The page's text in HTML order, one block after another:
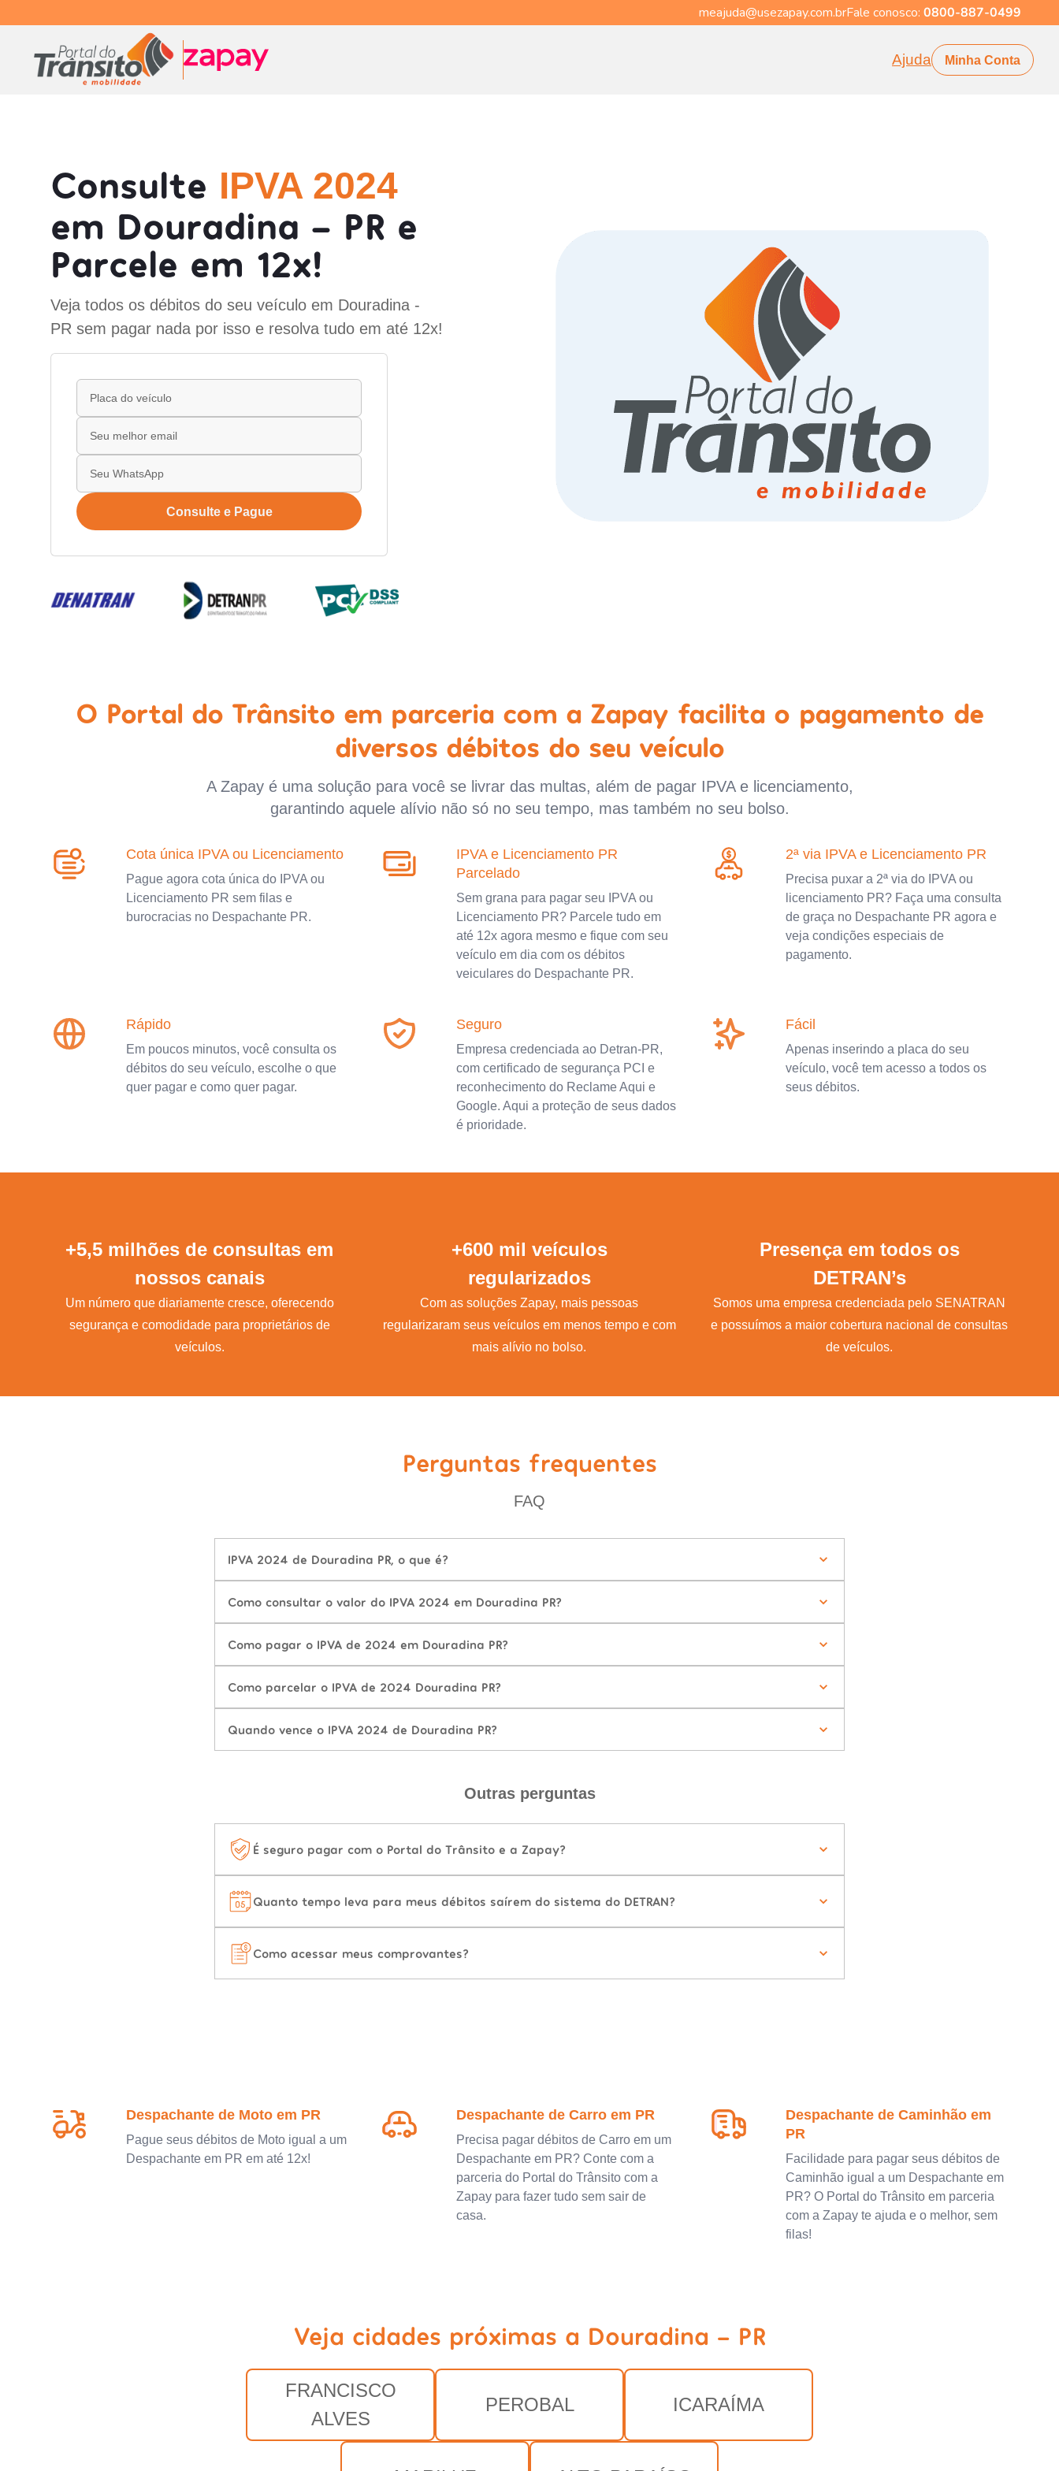
meajuda@usezapay.com.brFale conosco: 0800-887-0499
Ajuda Minha Conta
Consulte IPVA 2024
em Douradina - PR e
Parcele em 12x!
Veja todos os débitos do seu veículo em Douradina -
PR sem pagar nada por isso e resolva tudo em até 12x!
Consulte e Pague
O Portal do Trânsito em parceria com a Zapay facilita o pagamento de
diversos débitos do seu veículo
A Zapay é uma solução para você se livrar das multas, além de pagar IPVA e licenciamento,
garantindo aquele alívio não só no seu tempo, mas também no seu bolso.
Cota única IPVA ou Licenciamento
Pague agora cota única do IPVA ou
Licenciamento PR sem filas e
burocracias no Despachante PR.
IPVA e Licenciamento PR
Parcelado
Sem grana para pagar seu IPVA ou
Licenciamento PR? Parcele tudo em
até 12x agora mesmo e fique com seu
veículo em dia com os débitos
veiculares do Despachante PR.
2ª via IPVA e Licenciamento PR
Precisa puxar a 2ª via do IPVA ou
licenciamento PR? Faça uma consulta
de graça no Despachante PR agora e
veja condições especiais de
pagamento.
Rápido
Em poucos minutos, você consulta os
débitos do seu veículo, escolhe o que
quer pagar e como quer pagar.
Seguro
Empresa credenciada ao Detran-PR,
com certificado de segurança PCI e
reconhecimento do Reclame Aqui e
Google. Aqui a proteção de seus dados
é prioridade.
Fácil
Apenas inserindo a placa do seu
veículo, você tem acesso a todos os
seus débitos.
+5,5 milhões de consultas em
nossos canais
Um número que diariamente cresce, oferecendo
segurança e comodidade para proprietários de
veículos.
+600 mil veículos
regularizados
Com as soluções Zapay, mais pessoas
regularizaram seus veículos em menos tempo e com
mais alívio no bolso.
Presença em todos os
DETRAN’s
Somos uma empresa credenciada pelo SENATRAN
e possuímos a maior cobertura nacional de consultas
de veículos.
Perguntas frequentes
FAQ
IPVA 2024 de Douradina PR, o que é?
Como consultar o valor do IPVA 2024 em Douradina PR?
Como pagar o IPVA de 2024 em Douradina PR?
Como parcelar o IPVA de 2024 Douradina PR?
Quando vence o IPVA 2024 de Douradina PR?
Outras perguntas
É seguro pagar com o Portal do Trânsito e a Zapay?
Quanto tempo leva para meus débitos saírem do sistema do DETRAN?
Como acessar meus comprovantes?
Despachante de Moto em PR
Pague seus débitos de Moto igual a um
Despachante em PR em até 12x!
Despachante de Carro em PR
Precisa pagar débitos de Carro em um
Despachante em PR? Conte com a
parceria do Portal do Trânsito com a
Zapay para fazer tudo sem sair de
casa.
Despachante de Caminhão em
PR
Facilidade para pagar seus débitos de
Caminhão igual a um Despachante em
PR? O Portal do Trânsito em parceria
com a Zapay te ajuda e o melhor, sem
filas!
Veja cidades próximas a Douradina - PR
FRANCISCO
ALVES
PEROBAL ICARAÍMA